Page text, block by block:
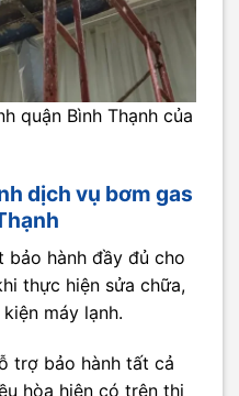
quận Bình Thạnh của
dịch vụ bơm gas
bảo hành đầy đủ cho
thực hiện sửa chữa,
máy lạnh.
trợ bảo hành tất cả
hòa hiện có trên thị